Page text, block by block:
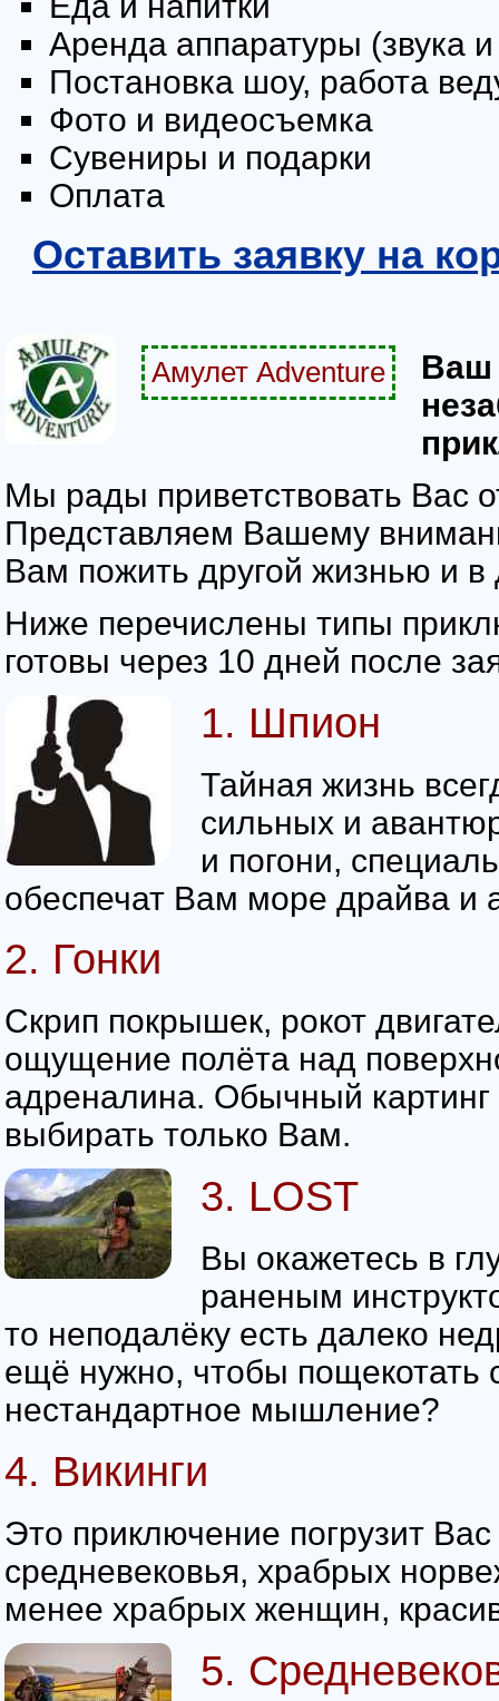
Аренда аппаратуры (звука и
Постановка шоу, работа
Фото и видеосъемка
Сувениры и подарки
Оплата
Оставить заявку на
Амулет Adventure
Ваш
Мы рады приветствовать Вас
Представляем Вашему
Вам пожить другой жизнью и в
Ниже перечислены типы
готовы через 10 дней после
1. Шпион
Тайная жизнь
сильных и
и погони,
обеспечат Вам море драйва и
2. Гонки
Скрип покрышек, рокот
ощущение полёта над
адреналина. Обычный
выбирать только Вам.
3. LOST
Вы окажетесь в
раненым
то неподалёку есть далеко
ещё нужно, чтобы пощекотать
нестандартное мышление?
4. Викинги
Это приключение погрузит
средневековья, храбрых
менее храбрых женщин,
5.